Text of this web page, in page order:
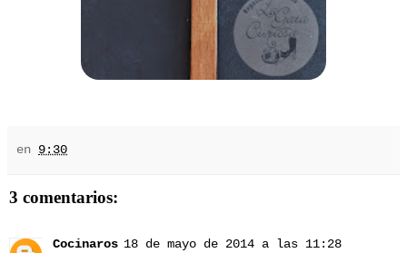
en 9:30
3 comentarios:
Cocinaros 18 de mayo de 2014 a las 11:28